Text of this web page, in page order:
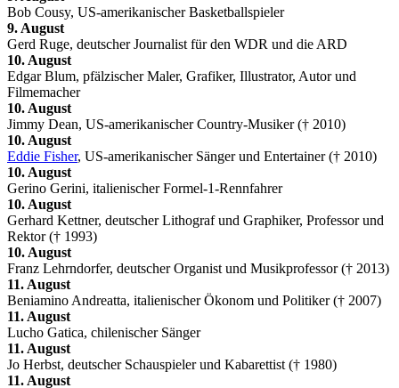
Bob Cousy, US-amerikanischer Basketballspieler
9. August
Gerd Ruge, deutscher Journalist für den WDR und die ARD
10. August
Edgar Blum, pfälzischer Maler, Grafiker, Illustrator, Autor und
Filmemacher
10. August
Jimmy Dean, US-amerikanischer Country-Musiker († 2010)
10. August
Eddie Fisher, US-amerikanischer Sänger und Entertainer († 2010)
10. August
Gerino Gerini, italienischer Formel-1-Rennfahrer
10. August
Gerhard Kettner, deutscher Lithograf und Graphiker, Professor und
Rektor († 1993)
10. August
Franz Lehrndorfer, deutscher Organist und Musikprofessor († 2013)
11. August
Beniamino Andreatta, italienischer Ökonom und Politiker († 2007)
11. August
Lucho Gatica, chilenischer Sänger
11. August
Jo Herbst, deutscher Schauspieler und Kabarettist († 1980)
11. August